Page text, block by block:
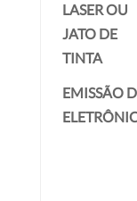
LASER OU
JATO DE
TINTA
EMISSÃO